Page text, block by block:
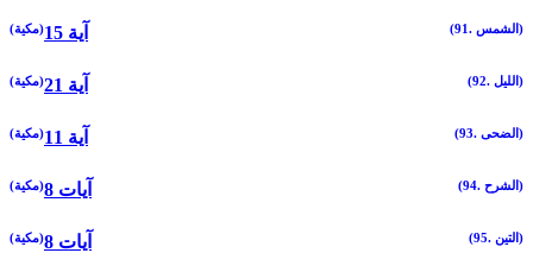
(91. الشمس) (مكية) 15 آية
(92. الليل) (مكية) 21 آية
(93. الضحى) (مكية) 11 آية
(94. الشرح) (مكية) 8 آيات
(95. التين) (مكية) 8 آيات